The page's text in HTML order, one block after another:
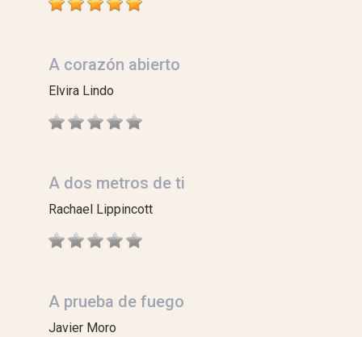
A corazón abierto
Elvira Lindo
A dos metros de ti
Rachael Lippincott
A prueba de fuego
Javier Moro